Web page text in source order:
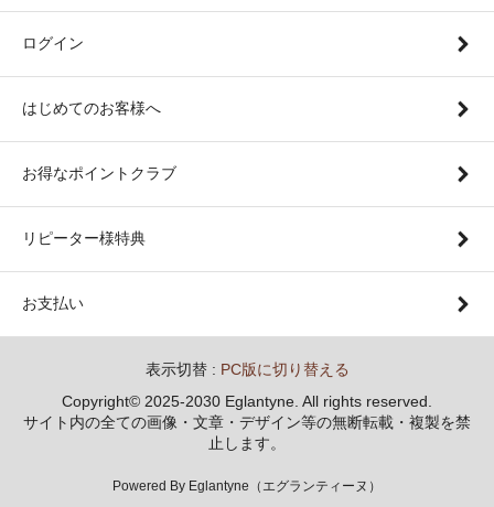
ログイン
はじめてのお客様へ
お得なポイントクラブ
リピーター様特典
お支払い
表示切替 : PC版に切り替える
Copyright© 2025-2030 Eglantyne. All rights reserved.
サイト内の全ての画像・文章・デザイン等の無断転載・複製を禁
止します。
Powered By Eglantyne（エグランティーヌ）